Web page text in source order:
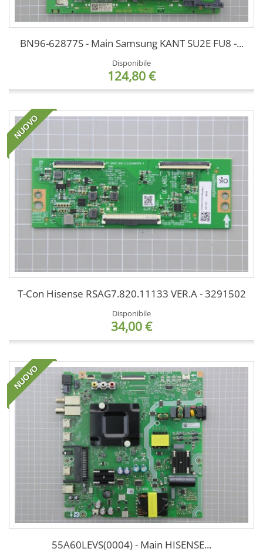
BN96-62877S - Main Samsung KANT SU2E FU8 -...
Disponibile
124,80 €
NUOVO
T-Con Hisense RSAG7.820.11133 VER.A - 3291502
Disponibile
34,00 €
NUOVO
55A60LEVS(0004) - Main HISENSE...